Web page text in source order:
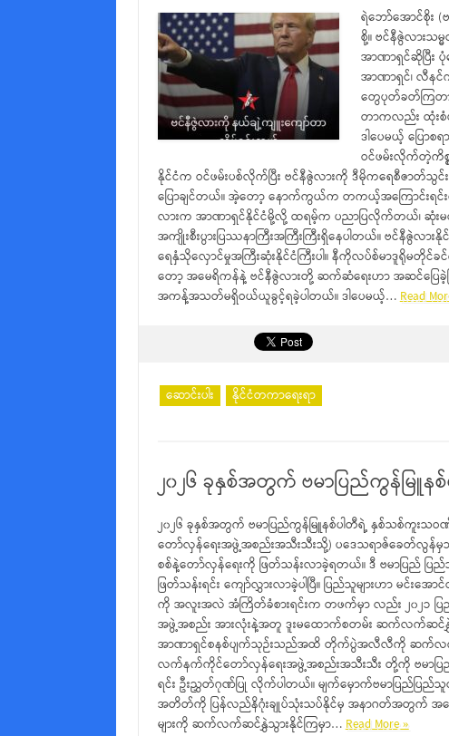
ရဲဘော်အောင်စိုး (
စို့။ ဗင်နီဇွဲလားသမ္
အာဏာရှင်ဆိုပြီး
အာဏာရှင်၊ လီန
တွေပုတ်ခတ်ကြတာ
တာကလည်း ထုံးစံပဲ
ဒါပေမယ့် ပြော
ဝင်ဖမ်းလိုက်တဲ့ကိ
နိုင်ငံက ဝင်ဖမ်းပစ်လိုက်ပြီး ဗင်နီဇွဲလားကို ဒီမိုကရေစီဇာတ်
ပြောချင်တယ်။ အဲ့တော့ နောက်ကွယ်က တကယ့်အကြောင်းရင်
လားက အာဏာရှင်နိုင်ငံမို့လို့ ထရမ့်က ပညာပြလိုက်တယ်၊ ဆုံ
အကျိုးစီးပွားပြဿနာကြီးအကြီးကြီးရှိနေပါတယ်။ ဗင်နီဇွဲ
ရေနှံသိုလှောင်မှုအကြီးဆုံးနိုင်ငံကြီးပါ။ နီကိုလပ်စ်မာဒူရိုမတို
တော့ အမေရိကန်နဲ့ ဗင်နီဇွဲလားတို့ ဆက်ဆံရေးဟာ အဆင်ပြေ
အကန့်အသတ်မရှိဝယ်ယူခွင့်ရခဲ့ပါတယ်။ ဒါပေမယ့်…Read
ဆောင်းပါး နိုင်ငံတကာရေးရာ
၂၀၂၆ ခုနှစ်အတွက် ဗမာပြည်ကွန်မြူ
၂၀၂၆ ခုနှစ်အတွက် ဗမာပြည်ကွန်မြူနစ်ပါတီရဲ့ နှစ်သစ်ကူးသဝဏ်လွှ
တော်လှန်ရေးအဖွဲ့အစည်းအသီးသီးသို့) ပဒေသရာဇ်ခေတ်လွန်မှ
စစ်နဲ့တော်လှန်ရေးကို ဖြတ်သန်းလာခဲ့ရတယ်။ ဒီ ဗမာပြည် ပ
ဖြတ်သန်းရင်း ကျော်လွှားလာခဲ့ပါပြီ။ ပြည်သူများဟာ မင်
ကို အလူးအလဲ အံကြိတ်ခံစားရင်းက တဖက်မှာ လည်း ၂၀၂၁
အဖွဲ့အစည်း အားလုံးနဲ့အတူ ဒူးမထောက်စတမ်း ဆက်လက်ဆင်နွှဲရင်
အာဏာရှင်စနစ်ပျက်သုဉ်းသည်အထိ တိုက်ပွဲအလီလီကို ဆက်လက်ဆ
လက်နက်ကိုင်တော်လှန်ရေးအဖွဲ့အစည်းအသီးသီး တို့ကို ဗမာပ
ရင်း ဦးညွှတ်ဂုဏ်ပြု လိုက်ပါတယ်။ မျက်မှောက်ဗမာပြည်ပြ
အတိတ်ကို ပြန်လည်နိဂုံးချုပ်သုံးသပ်နိုင်မှ အနာဂတ်အတွက် အကေ
များကို ဆက်လက်ဆင်နွှဲသွားနိုင်ကြမှာ…Read More »